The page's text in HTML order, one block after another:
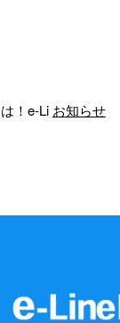
！e-Li お知らせ